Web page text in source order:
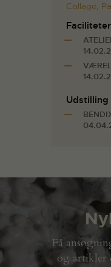
Collage,
Faciliteter
Udstilling
Få
og artikler